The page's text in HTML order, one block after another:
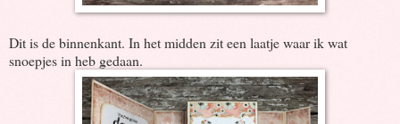
Dit is de binnenkant. In het midden zit een laatje waar ik wat
snoepjes in heb gedaan.